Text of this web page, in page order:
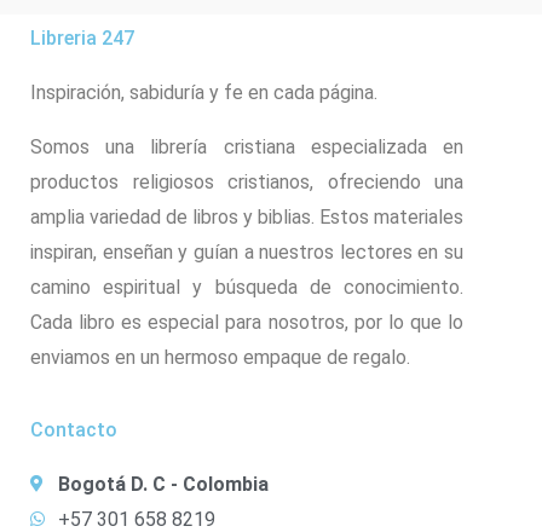
Libreria 247
Inspiración, sabiduría y fe en cada página.
Somos una librería cristiana especializada en
productos religiosos cristianos, ofreciendo una
amplia variedad de libros y biblias. Estos materiales
inspiran, enseñan y guían a nuestros lectores en su
camino espiritual y búsqueda de conocimiento.
Cada libro es especial para nosotros, por lo que lo
enviamos en un hermoso empaque de regalo.
Contacto
Bogotá D. C - Colombia
+57 301 658 8219